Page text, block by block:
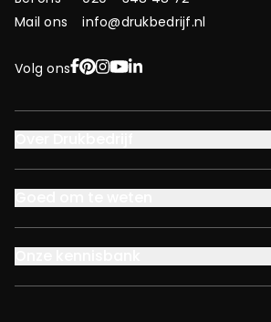
Mail ons
info@drukbedrijf.nl
Volg onsFacebook
Pinterest
Instagram
YouTube
LinkedIn